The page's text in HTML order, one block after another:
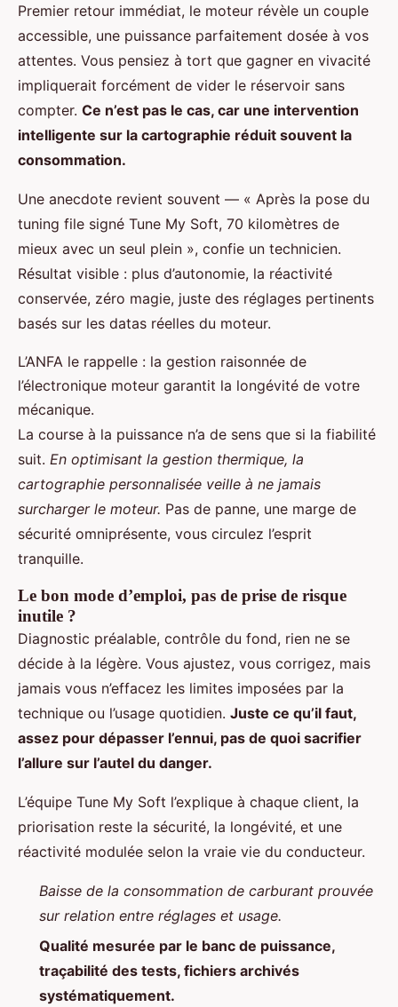
Premier retour immédiat, le moteur révèle un couple
accessible, une puissance parfaitement dosée à vos
attentes. Vous pensiez à tort que gagner en vivacité
impliquerait forcément de vider le réservoir sans
compter. Ce n’est pas le cas, car une intervention
intelligente sur la cartographie réduit souvent la
consommation.
Une anecdote revient souvent — « Après la pose du
tuning file signé Tune My Soft, 70 kilomètres de
mieux avec un seul plein », confie un technicien.
Résultat visible : plus d’autonomie, la réactivité
conservée, zéro magie, juste des réglages pertinents
basés sur les datas réelles du moteur.
L’ANFA le rappelle : la gestion raisonnée de
l’électronique moteur garantit la longévité de votre
mécanique.
La course à la puissance n’a de sens que si la fiabilité
suit. En optimisant la gestion thermique, la
cartographie personnalisée veille à ne jamais
surcharger le moteur. Pas de panne, une marge de
sécurité omniprésente, vous circulez l’esprit
tranquille.
Le bon mode d’emploi, pas de prise de risque
inutile ?
Diagnostic préalable, contrôle du fond, rien ne se
décide à la légère. Vous ajustez, vous corrigez, mais
jamais vous n’effacez les limites imposées par la
technique ou l’usage quotidien. Juste ce qu’il faut,
assez pour dépasser l’ennui, pas de quoi sacrifier
l’allure sur l’autel du danger.
L’équipe Tune My Soft l’explique à chaque client, la
priorisation reste la sécurité, la longévité, et une
réactivité modulée selon la vraie vie du conducteur.
Baisse de la consommation de carburant prouvée
sur relation entre réglages et usage.
Qualité mesurée par le banc de puissance,
traçabilité des tests, fichiers archivés
systématiquement.